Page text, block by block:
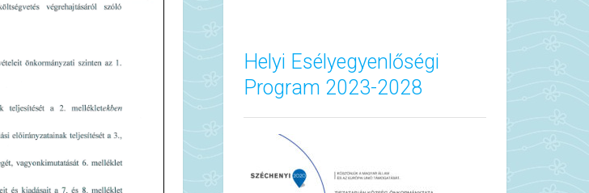
Helyi Esélyegyenlőségi
Program 2023-2028